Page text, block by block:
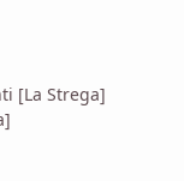
[La Strega]